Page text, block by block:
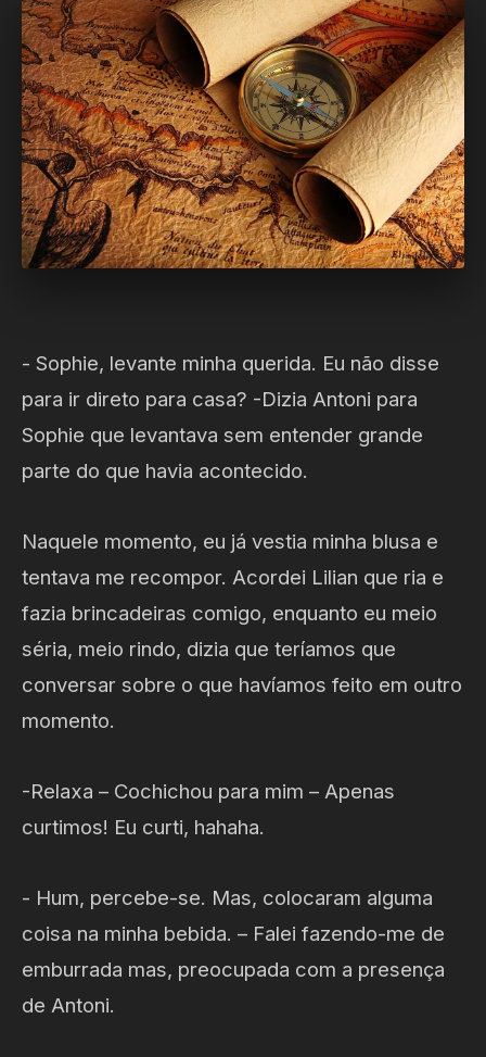
- Sophie, levante minha querida. Eu não disse
para ir direto para casa? -Dizia Antoni para
Sophie que levantava sem entender grande
parte do que havia acontecido.
Naquele momento, eu já vestia minha blusa e
tentava me recompor. Acordei Lilian que ria e
fazia brincadeiras comigo, enquanto eu meio
séria, meio rindo, dizia que teríamos que
conversar sobre o que havíamos feito em outro
momento.
-Relaxa – Cochichou para mim – Apenas
curtimos! Eu curti, hahaha.
- Hum, percebe-se. Mas, colocaram alguma
coisa na minha bebida. – Falei fazendo-me de
emburrada mas, preocupada com a presença
de Antoni.